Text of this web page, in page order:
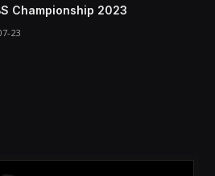
Championship 2023
23